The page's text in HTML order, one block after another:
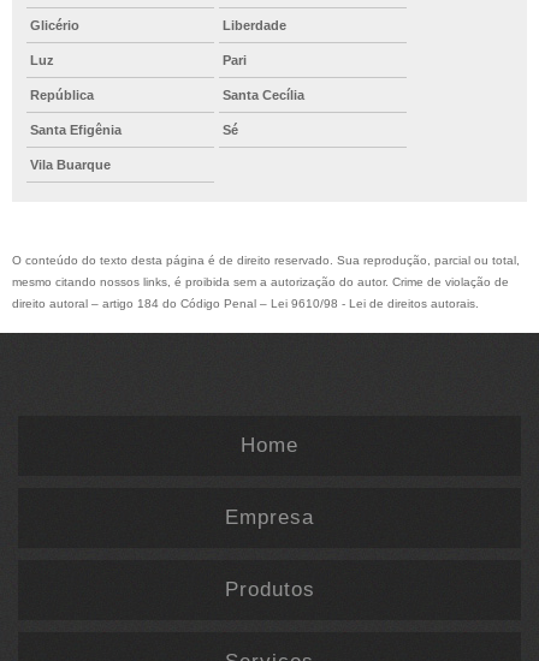
Glicério Liberdade
Luz Pari
República Santa Cecília
Santa Efigênia Sé
Vila Buarque
O conteúdo do texto desta página é de direito reservado. Sua reprodução, parcial ou total,
mesmo citando nossos links, é proibida sem a autorização do autor. Crime de violação de
direito autoral – artigo 184 do Código Penal – Lei 9610/98 - Lei de direitos autorais
Home
Empresa
Produtos